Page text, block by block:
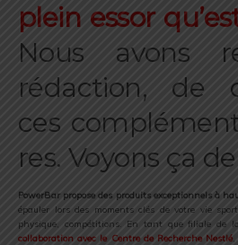
plein essor
Nous avons
rédaction, de
ces
res. Voyons ça
PowerBar propose des produits exceptionnels à
épauler lors des moments clés de votre vie
physique, compétitions. En tant que filiale de
collaboration avec le Centre de Recherche Nestlé,